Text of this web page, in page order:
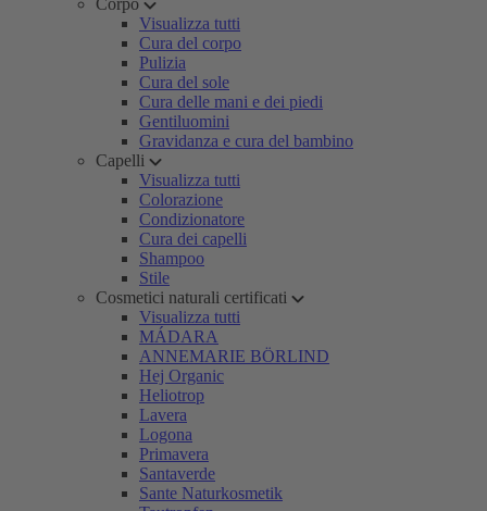
Corpo
Visualizza tutti
Cura del corpo
Pulizia
Cura del sole
Cura delle mani e dei piedi
Gentiluomini
Gravidanza e cura del bambino
Capelli
Visualizza tutti
Colorazione
Condizionatore
Cura dei capelli
Shampoo
Stile
Cosmetici naturali certificati
Visualizza tutti
MÁDARA
ANNEMARIE BÖRLIND
Hej Organic
Heliotrop
Lavera
Logona
Primavera
Santaverde
Sante Naturkosmetik